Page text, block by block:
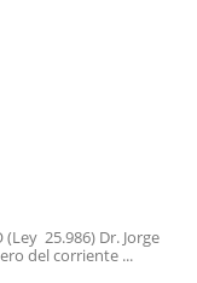
(Ley 25.986) Dr. Jorge
del corriente ...